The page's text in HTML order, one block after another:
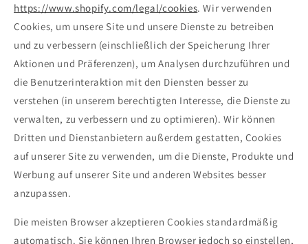
https://www.shopify.com/legal/cookies. Wir verwenden
Cookies, um unsere Site und unsere Dienste zu betreiben
und zu verbessern (einschließlich der Speicherung Ihrer
Aktionen und Präferenzen), um Analysen durchzuführen und
die Benutzerinteraktion mit den Diensten besser zu
verstehen (in unserem berechtigten Interesse, die Dienste zu
verwalten, zu verbessern und zu optimieren). Wir können
Dritten und Dienstanbietern außerdem gestatten, Cookies
auf unserer Site zu verwenden, um die Dienste, Produkte und
Werbung auf unserer Site und anderen Websites besser
anzupassen.
Die meisten Browser akzeptieren Cookies standardmäßig
automatisch. Sie können Ihren Browser jedoch so einstellen,